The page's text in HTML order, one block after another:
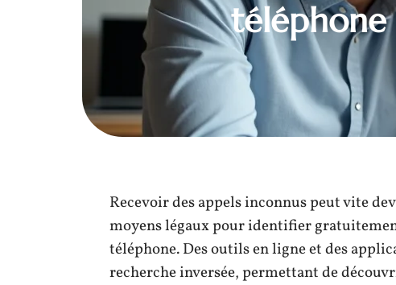
téléphone
Recevoir des appels inconnus peut vite
moyens légaux pour identifier
téléphone. Des outils en ligne et des
recherche inversée, permettant de